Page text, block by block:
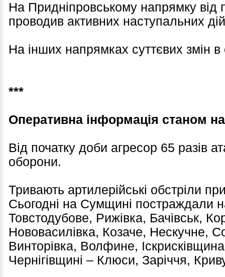
На Придніпровському напрямку від
проводив активних наступальних
На інших напрямках суттєвих змін в
***
Оперативна інформація станом
Від початку доби агресор 65 разів
оборони.
Тривають артилерійські обстріли
Сьогодні на Сумщині постраждали
Товстодубове, Рижівка, Бачівськ,
Нововасилівка, Козаче, Нескучне,
Винторівка, Волфине,
Чернігівщині – Клюси, Заріччя,